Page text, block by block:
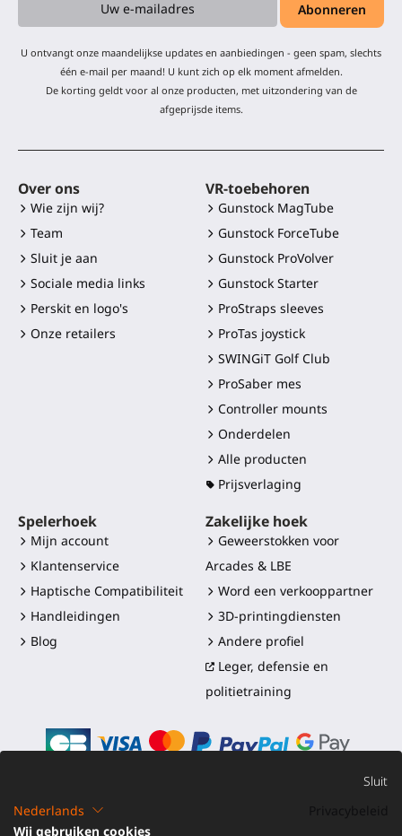
U ontvangt onze maandelijkse updates en aanbiedingen - geen spam, slechts
één e-mail per maand! U kunt zich op elk moment afmelden.
De korting geldt voor al onze producten, met uitzondering van de
afgeprijsde items.
Over ons
Wie zijn wij?
Team
Sluit je aan
Sociale media links
Perskit en logo's
Onze retailers
VR-toebehoren
Gunstock MagTube
Gunstock ForceTube
Gunstock ProVolver
Gunstock Starter
ProStraps sleeves
ProTas joystick
SWINGiT Golf Club
ProSaber mes
Controller mounts
Onderdelen
Alle producten
Prijsverlaging
Spelerhoek
Mijn account
Klantenservice
Haptische Compatibiliteit
Handleidingen
Blog
Zakelijke hoek
Geweerstokken voor
Arcades & LBE
Word een verkooppartner
3D-printingdiensten
Andere profiel
Leger, defensie en
politietraining
©2016-2026 - ProTubeVR™
Sluit
Nederlands
Wij gebruiken cookies